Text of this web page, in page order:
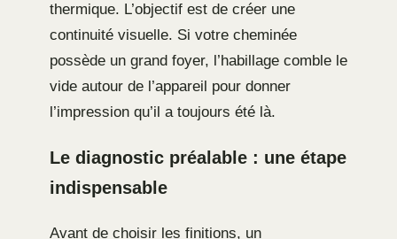
thermique. L’objectif est de créer une
continuité visuelle. Si votre cheminée
possède un grand foyer, l’habillage comble le
vide autour de l’appareil pour donner
l’impression qu’il a toujours été là.
Le diagnostic préalable : une étape
indispensable
Avant de choisir les finitions, un